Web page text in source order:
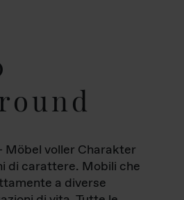
Möbel voller Charakter
di carattere. Mobili che
a diverse